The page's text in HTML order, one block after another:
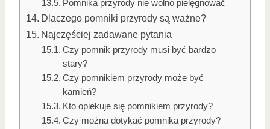
Pomnika przyrody nie wolno pielęgnować
Dlaczego pomniki przyrody są ważne?
Najczęściej zadawane pytania
Czy pomnik przyrody musi być bardzo
stary?
Czy pomnikiem przyrody może być
kamień?
Kto opiekuje się pomnikiem przyrody?
Czy można dotykać pomnika przyrody?